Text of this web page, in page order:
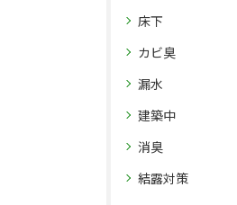
床下
カビ臭
漏水
建築中
消臭
結露対策